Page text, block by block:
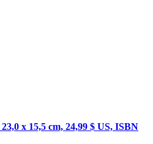
x 15,5 cm, 24,99 $ US, ISBN